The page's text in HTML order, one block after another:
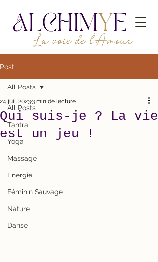
Post
All Posts
Tantra
Yoga
Massage
Energie
Féminin Sauvage
Nature
Danse
All Posts
Qui suis-je ? La vie
est un jeu !
24 juil. 20233 min de lecture